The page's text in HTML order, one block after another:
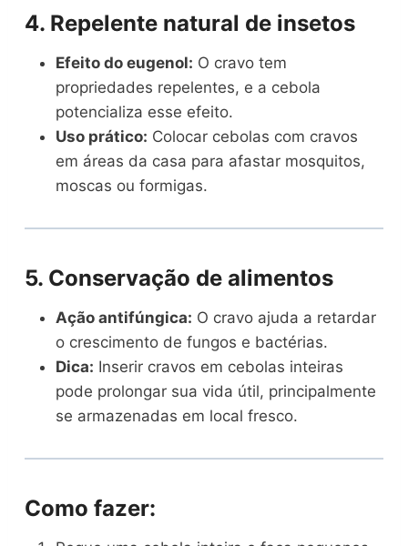
4. Repelente natural de insetos
Efeito do eugenol: O cravo tem
propriedades repelentes, e a cebola
potencializa esse efeito.
Uso prático: Colocar cebolas com cravos
em áreas da casa para afastar mosquitos,
moscas ou formigas.
5. Conservação de alimentos
Ação antifúngica: O cravo ajuda a retardar
o crescimento de fungos e bactérias.
Dica: Inserir cravos em cebolas inteiras
pode prolongar sua vida útil, principalmente
se armazenadas em local fresco.
Como fazer: